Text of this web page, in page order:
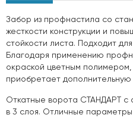
Забор из профнастила со
жесткости конструкции и
стойкости листа. Подходит
Благодаря применению
окраской цветным полимером,
приобретает дополнительную
Откатные ворота СТАНДАРТ с
в 3 слоя. Отличные